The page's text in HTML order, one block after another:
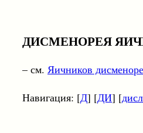
ДИСМЕНОРЕЯ
– см. Яичников
Навигация: [Д] [ДИ] [